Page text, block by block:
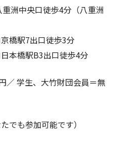
洲中央口徒歩4分（八重洲
7出口徒歩3分
駅B3出口徒歩4分
／ 学生、大竹財団会員＝無
でも参加可能です）